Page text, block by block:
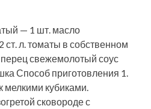
— 1 шт. масло
ст. л. томаты в собственном
перец свежемолотый соус
Способ приготовления 1.
кубиками.
сковороде с